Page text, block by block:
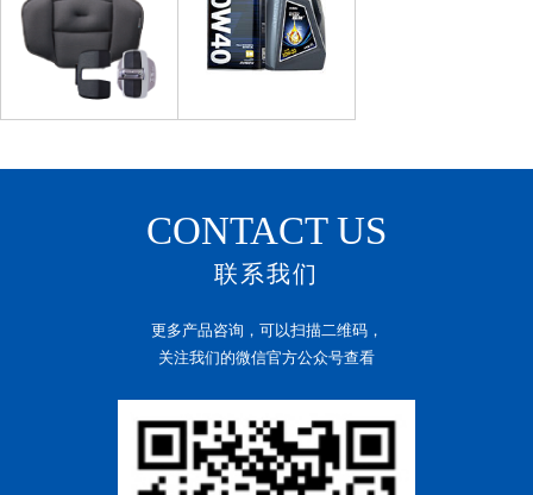
CONTACT US
联系我们
更多产品咨询，可以扫描二维码，
关注我们的微信官方公众号查看